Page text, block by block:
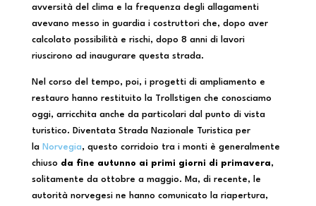
avversità del clima e la frequenza degli allagamenti
avevano messo in guardia i costruttori che, dopo aver
calcolato possibilità e rischi, dopo 8 anni di lavori
riuscirono ad inaugurare questa strada.
Nel corso del tempo, poi, i progetti di ampliamento e
restauro hanno restituito la Trollstigen che conosciamo
oggi, arricchita anche da particolari dal punto di vista
turistico. Diventata Strada Nazionale Turistica per
la Norvegia, questo corridoio tra i monti è generalmente
chiuso da fine autunno ai primi giorni di primavera,
solitamente da ottobre a maggio. Ma, di recente, le
autorità norvegesi ne hanno comunicato la riapertura,